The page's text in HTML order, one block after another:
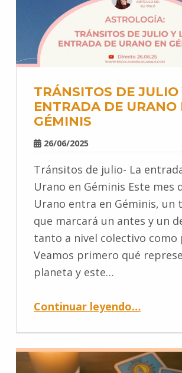
TRÁNSITOS DE JULIO
ENTRADA DE URANO
GÉMINIS
26/06/2025
Tránsitos de julio- La
Urano en Géminis Este mes
Urano entra en Géminis, un
que marcará un antes y un
tanto a nivel colectivo como
Veamos primero qué
planeta y este…
Continuar leyendo…